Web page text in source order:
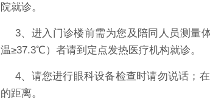
院就诊。
3、进入门诊楼前需为您及陪同人员测量
温≥37.3℃）者请到定点发热医疗机构就诊。
4、请您进行眼科设备检查时请勿说话；
的距离。